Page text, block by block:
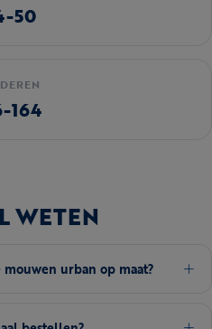
50
164
WETEN
urban op maat?